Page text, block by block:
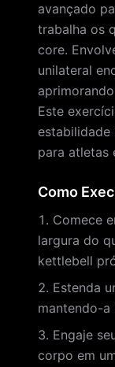
avançado
trabalha os
core.
unilateral
Este
estabilidade
para atletas
Como
Comece
largura do
kettlebell
Estenda
mantendo-
Engaje
corpo em